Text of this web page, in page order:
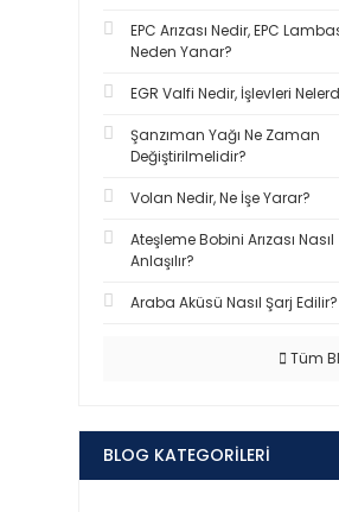
EPC Arızası Nedir, EPC
Neden Yanar?
EGR Valfi Nedir, İşlevleri
Şanzıman Yağı Ne Zaman
Değiştirilmelidir?
Volan Nedir, Ne İşe Yarar?
Ateşleme Bobini Arızası Nasıl
Anlaşılır?
Araba Aküsü Nasıl Şarj Edilir?
Tüm
BLOG KATEGORILERI